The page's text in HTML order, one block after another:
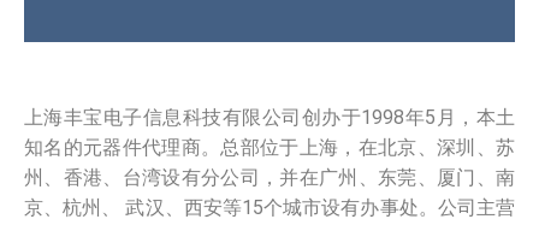
上海丰宝电子信息科技有限公司创办于1998年5月，本土
知名的元器件代理商。总部位于上海，在北京、深圳、苏
州、香港、台湾设有分公司，并在广州、东莞、厦门、南
京、杭州、 武汉、西安等15个城市设有办事处。公司主营